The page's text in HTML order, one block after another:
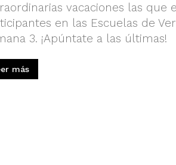
vacaciones las que
en las Escuelas de
3. ¡Apúntate a las últimas!
más